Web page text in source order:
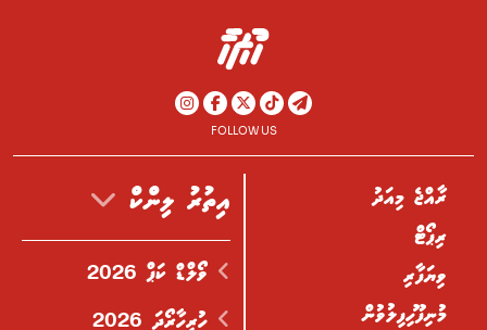
FOLLOW US
ރާއްޖެ މިއަދު
ރިޕޯޓް
ވިޔަފާރި
މުނިފޫހިފިލުވުން
އިތުރު ލިންކް
ވޯލްޑް ކަޕް 2026
ހުރިހާރޯދަ 2026